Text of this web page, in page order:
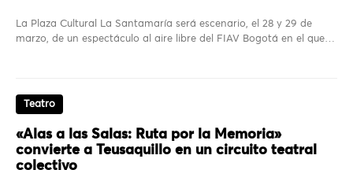
La Plaza Cultural La Santamaría será escenario, el 28 y 29 de
marzo, de un espectáculo al aire libre del FIAV Bogotá en el que…
Teatro
«Alas a las Salas: Ruta por la Memoria»
convierte a Teusaquillo en un circuito teatral
colectivo